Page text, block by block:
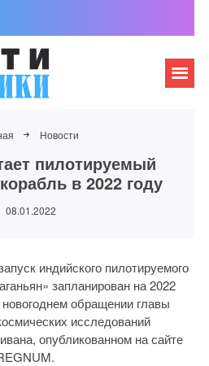
Новости
пилотируемый
в 2022 году
08.01.2022
индийского пилотируемого
запланирован на 2022
обращении главы
исследований
опубликованном на сайте